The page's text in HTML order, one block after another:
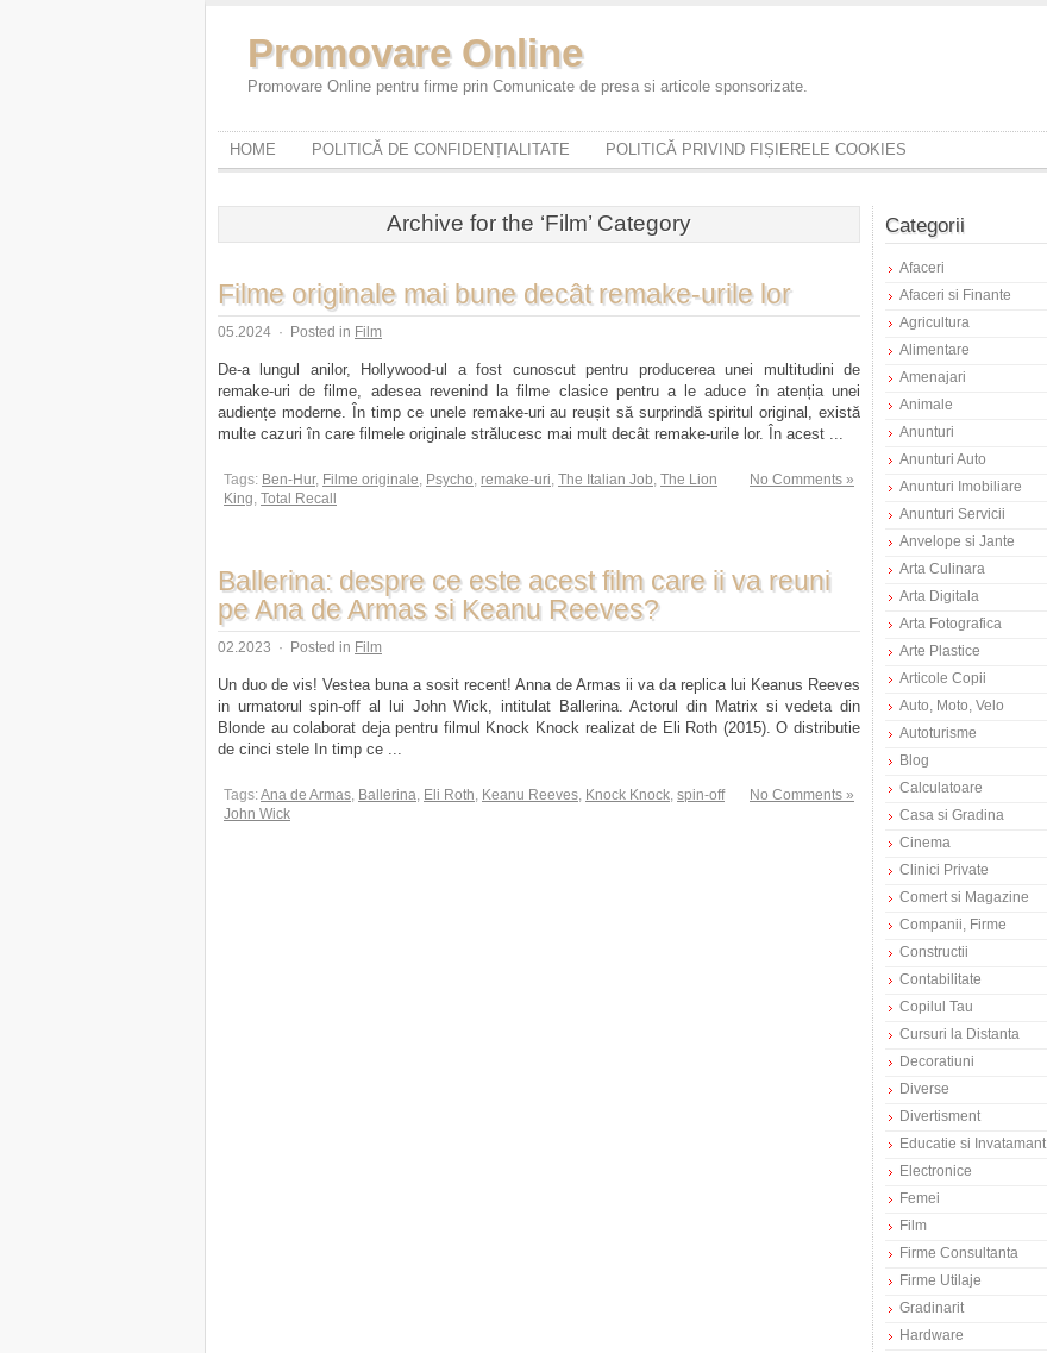
Promovare Online
Promovare Online pentru firme prin Comunicate de presa si articole sponsorizate.
HOME POLITICĂ DE CONFIDENȚIALITATE POLITICĂ PRIVIND FIȘIERELE COOKIES
Archive for the ‘Film’ Category
Filme originale mai bune decât remake-urile lor
05.2024 · Posted in Film
De-a lungul anilor, Hollywood-ul a fost cunoscut pentru producerea unei multitudini de
remake-uri de filme, adesea revenind la filme clasice pentru a le aduce în atenția unei
audiențe moderne. În timp ce unele remake-uri au reușit să surprindă spiritul original, există
multe cazuri în care filmele originale strălucesc mai mult decât remake-urile lor. În acest ...
No Comments »
Tags: Ben-Hur, Filme originale, Psycho, remake-uri, The Italian Job, The Lion
King, Total Recall
Ballerina: despre ce este acest film care ii va reuni
pe Ana de Armas si Keanu Reeves?
02.2023 · Posted in Film
Un duo de vis! Vestea buna a sosit recent! Anna de Armas ii va da replica lui Keanus Reeves
in urmatorul spin-off al lui John Wick, intitulat Ballerina. Actorul din Matrix si vedeta din
Blonde au colaborat deja pentru filmul Knock Knock realizat de Eli Roth (2015). O distributie
de cinci stele In timp ce ...
No Comments »
Tags:Ana de Armas, Ballerina, Eli Roth, Keanu Reeves, Knock Knock, spin-off
John Wick
Categorii
Afaceri
Afaceri si Finante
Agricultura
Alimentare
Amenajari
Animale
Anunturi
Anunturi Auto
Anunturi Imobiliare
Anunturi Servicii
Anvelope si Jante
Arta Culinara
Arta Digitala
Arta Fotografica
Arte Plastice
Articole Copii
Auto, Moto, Velo
Autoturisme
Blog
Calculatoare
Casa si Gradina
Cinema
Clinici Private
Comert si Magazine
Companii, Firme
Constructii
Contabilitate
Copilul Tau
Cursuri la Distanta
Decoratiuni
Diverse
Divertisment
Educatie si Invatamant
Electronice
Femei
Film
Firme Consultanta
Firme Utilaje
Gradinarit
Hardware